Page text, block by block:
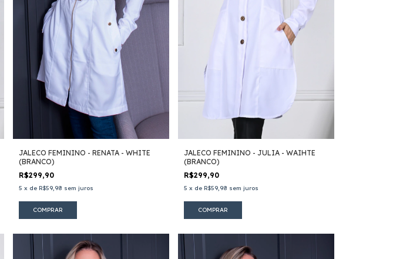
JALECO FEMININO - RENATA - WHITE
(BRANCO)
R$299,90
5 x de R$59,98 sem juros
COMPRAR
JALECO FEMININO - JULIA - WAIHTE
(BRANCO)
R$299,90
5 x de R$59,98 sem juros
COMPRAR